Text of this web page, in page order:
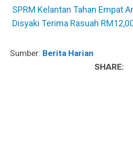
SPRM Kelantan Tahan Empat
Disyaki Terima Rasuah
Sumber: Berita Harian
SHARE: